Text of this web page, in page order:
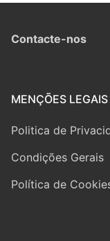
Contacte-nos
MENÇÕES LEGAIS
Politica de
Condições Gerais
Política de